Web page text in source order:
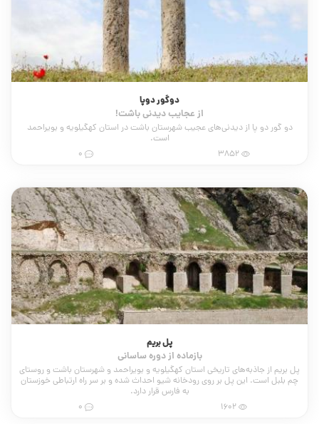
دوگور دوپا
از عجایب دیدنی باشت!
دو گور دو پا از دیدنی‌های عجیب شهرستان باشت در استان کهگیلویه و بویراحمد
است.
3852
پل بریم
بازماده از دوره ساسانی
پل بریم از جاذبه‌های تاریخی استان کهگیلویه و بویراحمد و شهرستان باشت و روستای
چم بلبل است. این پل بر روی رودخانه شیو احداث شده و بر سر راه ارتباطی خوزستان
به فارس قرار دارد.
1602